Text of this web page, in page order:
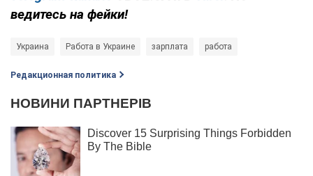
ведитесь на фейки!
Украина Работа в Украине зарплата работа
Редакционная политика